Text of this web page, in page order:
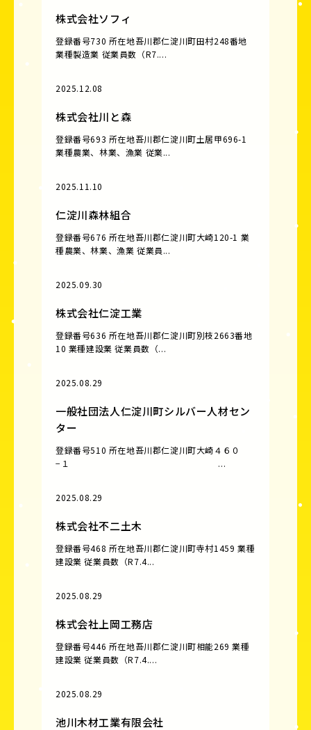
株式会社ソフィ
登録番号730 所在地吾川郡仁淀川町田村248番地
業種製造業 従業員数（R7....
2025.12.08
株式会社川と森
登録番号693 所在地吾川郡仁淀川町土居甲696-1
業種農業、林業、漁業 従業...
2025.11.10
仁淀川森林組合
登録番号676 所在地吾川郡仁淀川町大崎120-1 業
種農業、林業、漁業 従業員...
2025.09.30
株式会社仁淀工業
登録番号636 所在地吾川郡仁淀川町別枝2663番地
10 業種建設業 従業員数（...
2025.08.29
一般社団法人仁淀川町シルバー人材セン
ター
登録番号510 所在地吾川郡仁淀川町大崎４６０
−１ ...
2025.08.29
株式会社不二土木
登録番号468 所在地吾川郡仁淀川町寺村1459 業種
建設業 従業員数（R7.4...
2025.08.29
株式会社上岡工務店
登録番号446 所在地吾川郡仁淀川町相能269 業種
建設業 従業員数（R7.4....
2025.08.29
池川木材工業有限会社